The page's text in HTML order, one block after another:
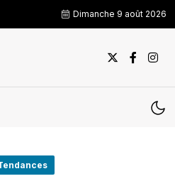
Dimanche 9 août 2026